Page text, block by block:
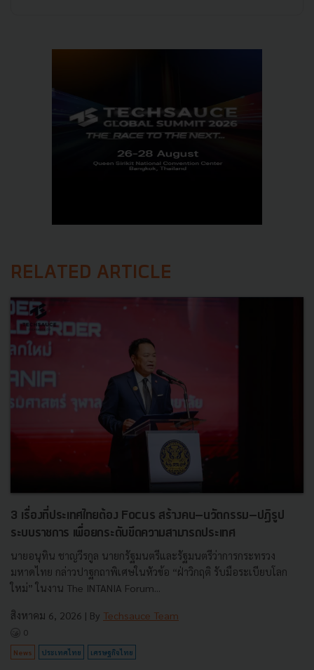
RELATED ARTICLE
3 เรื่องที่ประเทศไทยต้อง Focus สร้างคน–นวัตกรรม–ปฏิรูป
ระบบราชการ เพื่อยกระดับขีดความสามารถประเทศ
นายอนุทิน ชาญวีรกูล นายกรัฐมนตรีและรัฐมนตรีว่าการกระทรวง
มหาดไทย กล่าวปาฐกถาพิเศษในหัวข้อ “ฝ่าวิกฤติ รับมือระเบียบโลก
ใหม่” ในงาน The INTANIA Forum...
สิงหาคม 6, 2026 | By Techsauce Team
0
News ประเทศไทย เศรษฐกิจไทย